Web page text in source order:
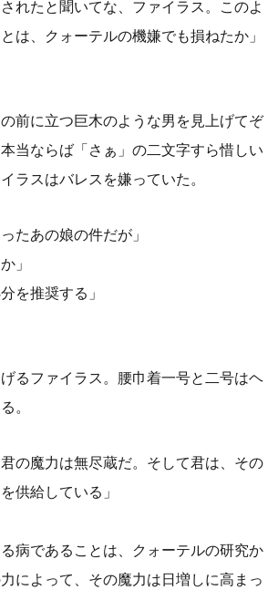
れたと聞いてな、ファイラス。このよ
は、クォーテルの機嫌でも損ねたか」
前に立つ巨木のような男を見上げてぞ
当ならば「さぁ」の二文字すら惜しい
ラスはバレスを嫌っていた。
たあの娘の件だが」
」
を推奨する」
るファイラス。腰巾着一号と二号はヘ
。
君の魔力は無尽蔵だ。そして君は、その
供給している」
る病であることは、クォーテルの研究か
によって、その魔力は日増しに高まっ